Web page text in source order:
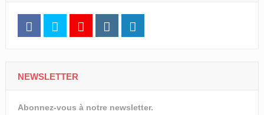
NEWSLETTER
Abonnez-vous à notre newsletter.